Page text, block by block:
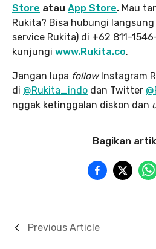
Store atau App Store. Mau
Rukita? Bisa hubungi
service Rukita) di +62 811-
kunjungi www.Rukita.co.
Jangan lupa followInstagram
di @Rukita_indo dan Twitter
nggak ketinggalan diskon dan
Bagikan
Previous Article